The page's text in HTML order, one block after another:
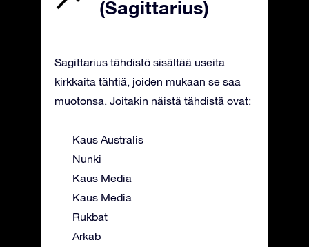
(Sagittarius)
Sagittarius tähdistö sisältää useita
kirkkaita tähtiä, joiden mukaan se saa
muotonsa. Joitakin näistä tähdistä ovat:
Kaus Australis
Nunki
Kaus Media
Kaus Media
Rukbat
Arkab